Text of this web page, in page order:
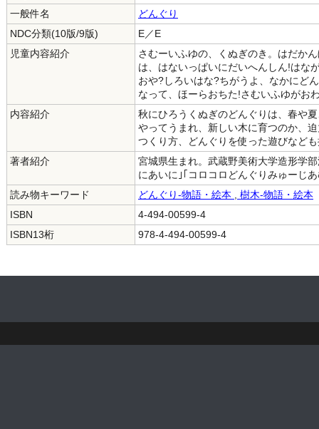
一般件名
どんぐり
NDC分類(10版/9版)
E／E
児童内容紹介
さむーいふゆの、くぬぎのき。はだか
は、はないっぱいにだいへんしん!はな
おや?しろいはな?ちがうよ、なかにど
なって、ほーらおちた!さむいふゆがお
内容紹介
秋にひろうくぬぎのどんぐりは、春や
やってうまれ、新しい木に育つのか、
つくり方、どんぐりを使った遊びなど
著者紹介
宮城県生まれ。武蔵野美術大学造形学
にあいに｣｢コロコロどんぐりみゅーじ
読み物キーワード
どんぐり-物語・絵本
樹木-物語・絵本
ISBN
4-494-00599-4
ISBN13桁
978-4-494-00599-4